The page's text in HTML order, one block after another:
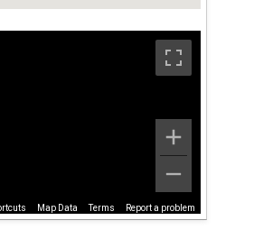
Map Data Terms Report a problem